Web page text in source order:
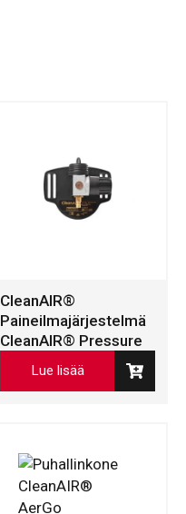
CleanAIR®
Paineilmajärjestelmä
CleanAIR® Pressure
Lue lisää